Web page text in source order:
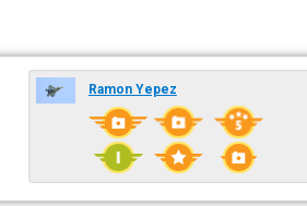
Ramon Yepez